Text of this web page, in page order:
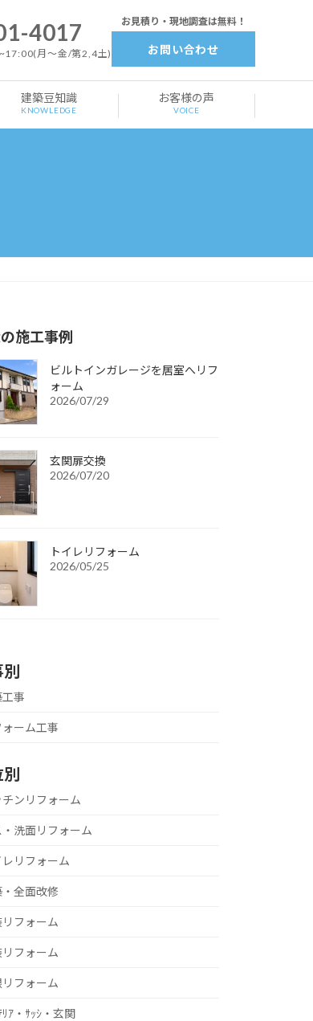
お見積り・現地調査は無料！
お問い合わせ
4017
月～金/第2,4土)
建築豆知識
KNOWLEDGE
お客様の声
VOICE
施工事例
ビルトインガレージを居室へリフ
ォーム
2026/07/29
玄関扉交換
2026/07/20
トイレリフォーム
2026/05/25
別
事
ォーム工事
別
チンリフォーム
・洗面リフォーム
レリフォーム
・全面改修
リフォーム
フォーム
リフォーム
ﾘｱ・ｻｯｼ・玄関